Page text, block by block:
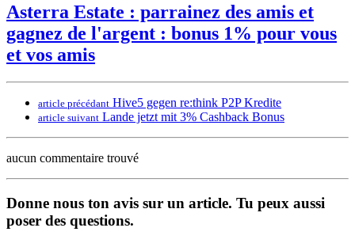
Asterra Estate : parrainez des amis et
gagnez de l'argent : bonus 1% pour vous
et vos amis
article précédant Hive5 gegen re:think P2P Kredite
article suivant Lande jetzt mit 3% Cashback Bonus
aucun commentaire trouvé
Donne nous ton avis sur un article. Tu peux aussi
poser des questions.